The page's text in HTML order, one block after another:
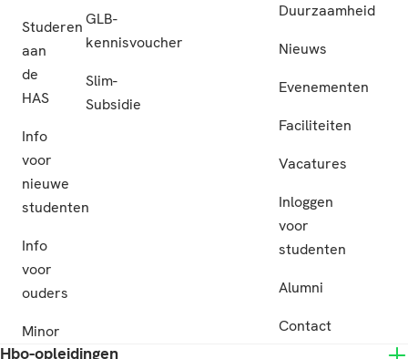
Studeren
aan
de
HAS
Info
voor
nieuwe
studenten
Info
voor
ouders
Minor
GLB-
kennisvoucher
Slim-
Subsidie
Duurzaamheid
Nieuws
Evenementen
Faciliteiten
Vacatures
Inloggen
voor
studenten
Alumni
Contact
Hbo-opleidingen